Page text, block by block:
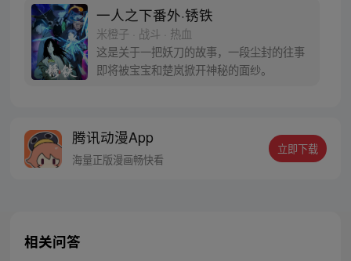
自己打工的快递公司。为了帮冯宝宝寻找她
的身世，也为了查清自己与爷爷身上的秘
密，张楚岚的生活被彻底颠覆，与冯宝宝一
同踏上“异人”之旅。
一人之下番外·锈铁
米橙子 · 战斗 · 热血
这是关于一把妖刀的故事，一段尘封的往事
即将被宝宝和楚岚掀开神秘的面纱。
腾讯动漫App
海量正版漫画畅快看
立即下载
相关问答